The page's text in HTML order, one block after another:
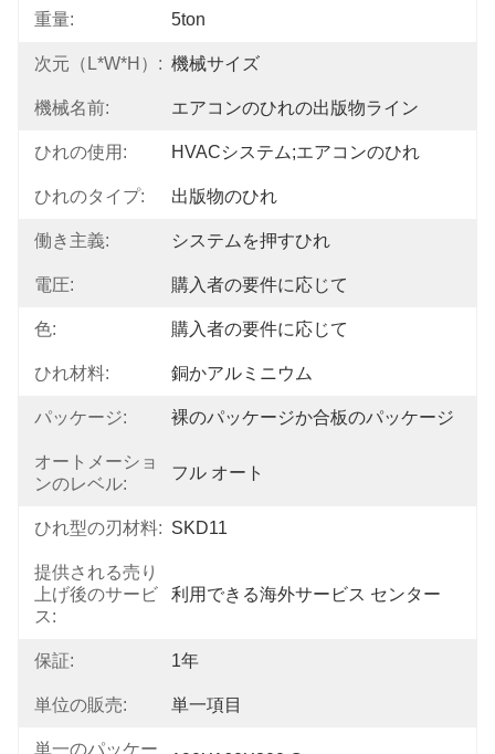
重量: 5ton
次元（L*W*H）: 機械サイズ
機械名前: エアコンのひれの出版物ライン
ひれの使用: HVACシステム;エアコンのひれ
ひれのタイプ: 出版物のひれ
働き主義: システムを押すひれ
電圧: 購入者の要件に応じて
色: 購入者の要件に応じて
ひれ材料: 銅かアルミニウム
パッケージ: 裸のパッケージか合板のパッケージ
オートメーショ
ンのレベル:
フル オート
ひれ型の刃材料: SKD11
提供される売り
上げ後のサービ
ス:
利用できる海外サービス センター
保証: 1年
単位の販売: 単一項目
単一のパッケー